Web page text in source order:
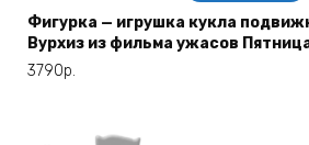
Фигурка — игрушка кукла
Вурхиз из фильма ужасов
3790р.